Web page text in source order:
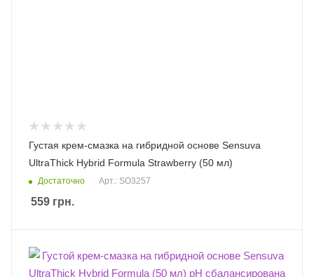
Густая крем-смазка на гибридной основе Sensuva
UltraThick Hybrid Formula Strawberry (50 мл)
Достаточно Арт.: SO3257
559 грн.